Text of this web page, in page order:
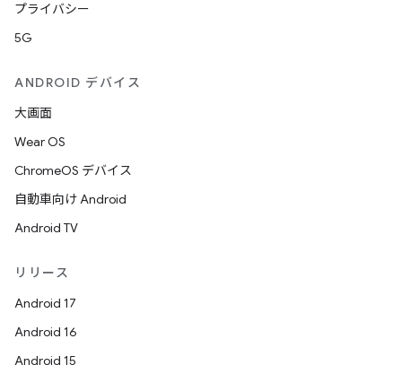
プライバシー
5G
ANDROID デバイス
大画面
Wear OS
ChromeOS デバイス
自動車向け Android
Android TV
リリース
Android 17
Android 16
Android 15